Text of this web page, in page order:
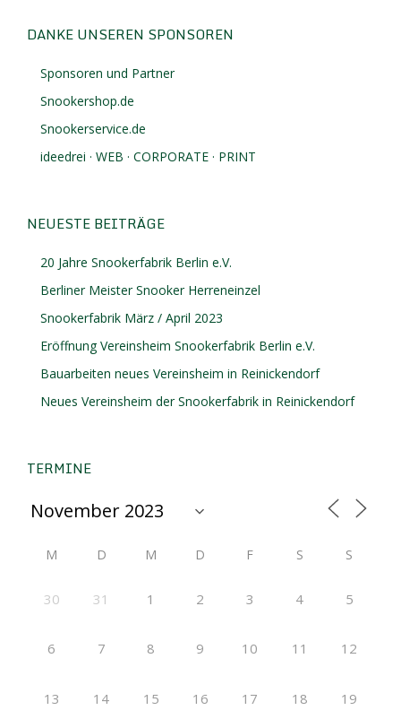
DANKE UNSEREN SPONSOREN
Sponsoren und Partner
Snookershop.de
Snookerservice.de
ideedrei · WEB · CORPORATE · PRINT
NEUESTE BEITRÄGE
20 Jahre Snookerfabrik Berlin e.V.
Berliner Meister Snooker Herreneinzel
Snookerfabrik März / April 2023
Eröffnung Vereinsheim Snookerfabrik Berlin e.V.
Bauarbeiten neues Vereinsheim in Reinickendorf
Neues Vereinsheim der Snookerfabrik in Reinickendorf
TERMINE
M D M D F S S
30 31 1 2 3 4 5
6 7 8 9 10 11 12
13 14 15 16 17 18 19